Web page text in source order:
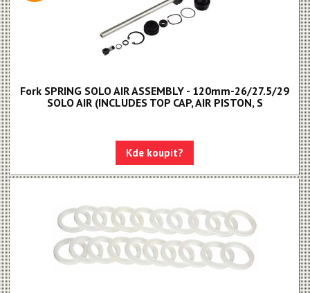
Fork SPRING SOLO AIR ASSEMBLY - 120mm-26/27.5/29
SOLO AIR (INCLUDES TOP CAP, AIR PISTON, S
Kde koupit?